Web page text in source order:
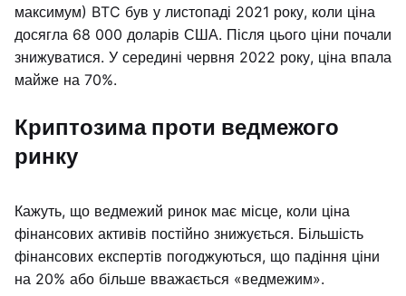
максимум) BTC був у листопаді 2021 року, коли ціна
досягла 68 000 доларів США. Після цього ціни почали
знижуватися. У середині червня 2022 року, ціна впала
майже на 70%.
Криптозима проти ведмежого
ринку
Кажуть, що ведмежий ринок має місце, коли ціна
фінансових активів постійно знижується. Більшість
фінансових експертів погоджуються, що падіння ціни
на 20% або більше вважається «ведмежим».